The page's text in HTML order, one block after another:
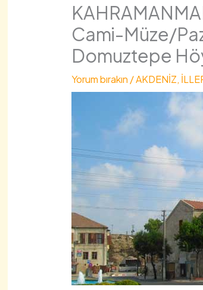
Cami-Müze/
Domuztepe
Yorum bırakın /AKDENİZ,